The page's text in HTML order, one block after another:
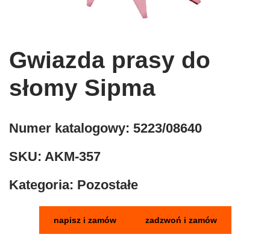
Gwiazda prasy do
słomy Sipma
Numer katalogowy: 5223/08640
SKU: AKM-357
Kategoria: Pozostałe
napisz i zamów zadzwoń i zamów